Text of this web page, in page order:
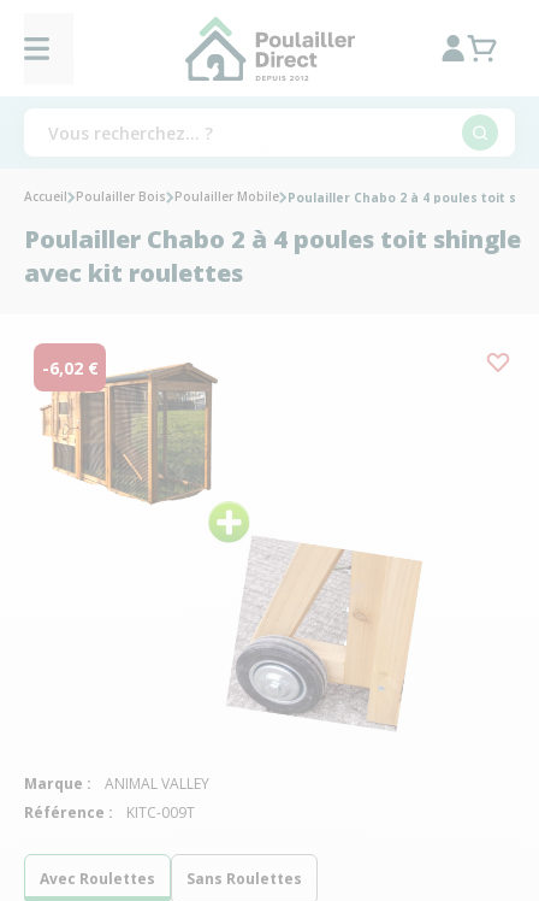
Avec Roulettes Sans Roulettes
Accueil Poulailler Bois Poulailler Mobile Poulailler Chabo 2 à 4 poules toit
Poulailler Chabo 2 à 4 poules toit shingle
avec kit roulettes
-6,02 €
Marque :
ANIMAL VALLEY
Référence :
KITC-009T